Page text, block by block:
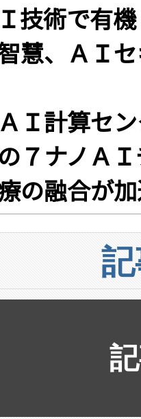
技術で有
慧、ＡＩ
Ｉ計算セ
７ナノＡ
の融合が